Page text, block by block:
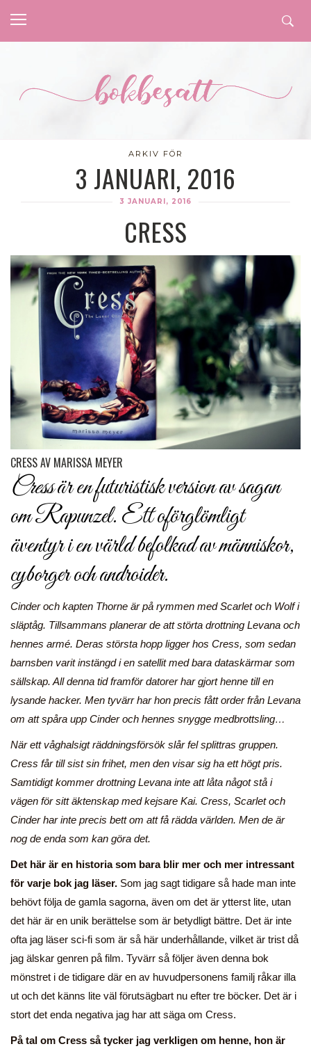
ARKIV FÖR
3 JANUARI, 2016
3 JANUARI, 2016
CRESS
CRESS AV MARISSA MEYER
Cressär en futuristisk version av sagan
om Rapunzel. Ett oförglömligt
äventyr i en värld befolkad av människor,
cyborger och androider.
Cinder och kapten Thorne är på rymmen med Scarlet och Wolf i
släptåg. Tillsammans planerar de att störta drottning Levana och
hennes armé. Deras största hopp ligger hos Cress, som sedan
barnsben varit instängd i en satellit med bara dataskärmar som
sällskap. All denna tid framför datorer har gjort henne till en
lysande hacker. Men tyvärr har hon precis fått order från Levana
om att spåra upp Cinder och hennes snygge medbrottsling…
När ett våghalsigt räddningsförsök slår fel splittras gruppen.
Cress får till sist sin frihet, men den visar sig ha ett högt pris.
Samtidigt kommer drottning Levana inte att låta något stå i
vägen för sitt äktenskap med kejsare Kai. Cress, Scarlet och
Cinder har inte precis bett om att få rädda världen. Men de är
nog de enda som kan göra det.
Det här är en historia som bara blir mer och mer intressant
för varje bok jag läser. Som jag sagt tidigare så hade man inte
behövt följa de gamla sagorna, även om det är ytterst lite, utan
det här är en unik berättelse som är betydligt bättre. Det är inte
ofta jag läser sci-fi som är så här underhållande, vilket är trist då
jag älskar genren på film. Tyvärr så följer även denna bok
mönstret i de tidigare där en av huvudpersonens familj råkar illa
ut och det känns lite väl förutsägbart nu efter tre böcker. Det är i
stort det enda negativa jag har att säga om Cress.
På tal om Cress så tycker jag verkligen om henne, hon är